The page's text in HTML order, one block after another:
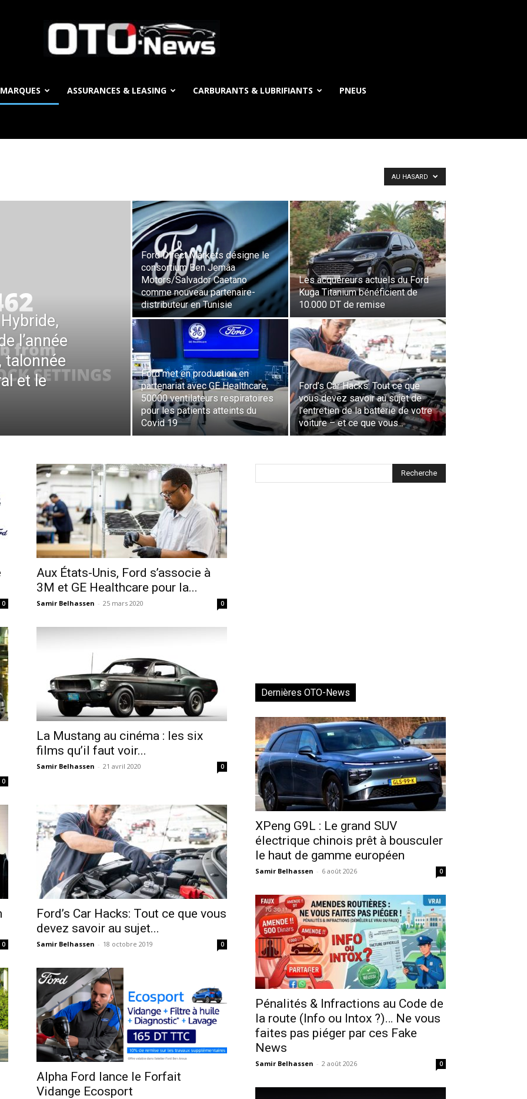
OTO
ASSURANCES & LEASING CARBURANTS & LUBRIFIANTS PNEUS
AU HASARD
l’année
talonnée
et le
Ford Direct Markets désigne le
consortium Ben Jemâa
Motors/Salvador Caetano
comme nouveau partenaire-
distributeur en Tunisie
Les acquéreurs actuels du Ford
Kuga Titanium bénéficient de
10.000 DT de remise
Ford met en production en
partenariat avec GE Healthcare,
50000 ventilateurs respiratoires
pour les patients atteints du
Covid 19
Ford’s Car Hacks: Tout ce que
vous devez savoir au sujet de
l’entretien de la batterie de votre
voiture – et ce que vous...
0
Aux États-Unis, Ford s’associe à
3M et GE Healthcare pour la...
Samir Belhassen - 25 mars 2020 0
0
La Mustang au cinéma : les six
films qu’il faut voir...
Samir Belhassen - 21 avril 2020 0
0
Ford’s Car Hacks: Tout ce que vous
devez savoir au sujet...
Samir Belhassen - 18 octobre 2019 0
Alpha Ford lance le Forfait
Vidange Ecosport
Dernières OTO-News
XPeng G9L : Le grand SUV
électrique chinois prêt à bousculer
le haut de gamme européen
Samir Belhassen - 6 août 2026 0
Pénalités & Infractions au Code de
la route (Info ou Intox ?)… Ne vous
faites pas piéger par ces Fake
News
Samir Belhassen - 2 août 2026 0